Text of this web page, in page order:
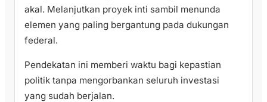
akal. Melanjutkan proyek inti sambil menunda
elemen yang paling bergantung pada dukungan
federal.
Pendekatan ini memberi waktu bagi kepastian
politik tanpa mengorbankan seluruh investasi
yang sudah berjalan.